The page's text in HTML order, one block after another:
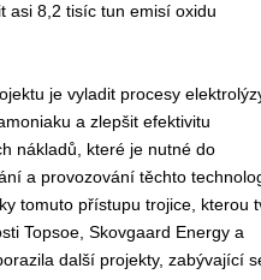
asi 8,2 tisíc tun emisí oxidu
je vyladit procesy
a zlepšit efektivitu
nákladů, které je nutné do
a provozování těchto
tomuto přístupu trojice, kterou
Topsoe, Skovgaard Energy a
další projekty, zabývající